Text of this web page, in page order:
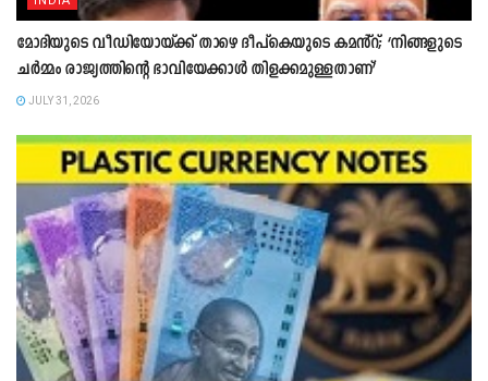
മോദിയുടെ വീഡിയോയ്ക്ക് താഴെ ദീപ്കെയുടെ കമൻ്റ്; ‘നിങ്ങളുടെ
ചർമ്മം രാജ്യത്തിന്റെ ഭാവിയേക്കാൾ തിളക്കമുള്ളതാണ്’
JULY 31, 2026